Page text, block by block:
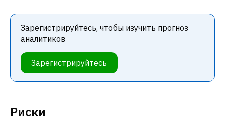
Риски
Зарегистрируйтесь, чтобы изучить прогноз
аналитиков
Зарегистрируйтесь